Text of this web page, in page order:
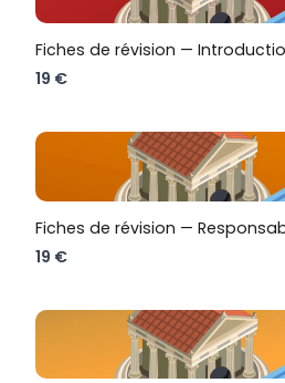
Fiches de révision —
19 €
Fiches de révision —
19 €